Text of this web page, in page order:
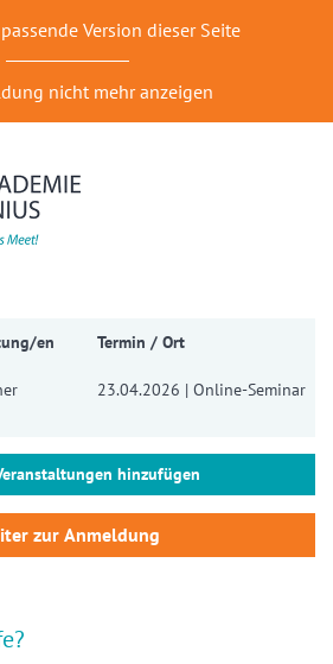
Version dieser Seite
nicht mehr anzeigen
en Termin / Ort
23.04.2026 | Online-Seminar
hinzufügen